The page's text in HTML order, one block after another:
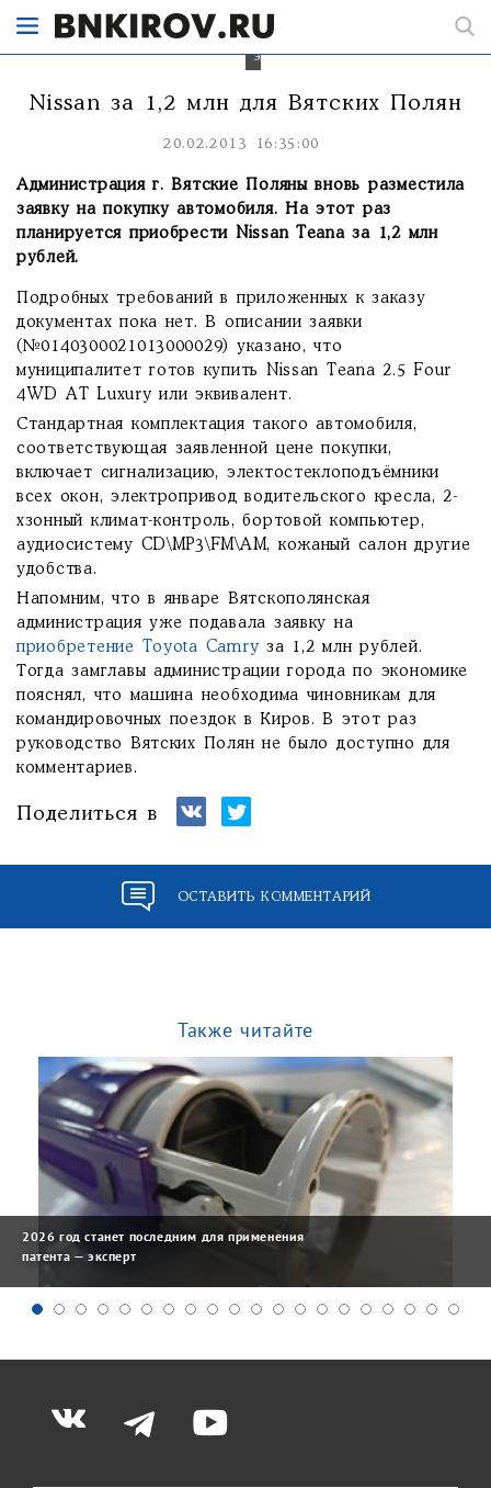
или
эквивалент.
Nissan за 1,2 млн для Вятских Полян
20.02.2013 16:35:00
Администрация г. Вятские Поляны вновь разместила
заявку на покупку автомобиля. На этот раз
планируется приобрести Nissan Teana за 1,2 млн
рублей.
Подробных требований в приложенных к заказу
документах пока нет. В описании заявки
(№0140300021013000029) указано, что
муниципалитет готов купить Nissan Teana 2.5 Four
4WD AT Luxury или эквивалент.
Стандартная комплектация такого автомобиля,
соответствующая заявленной цене покупки,
включает сигнализацию, электостеклоподъёмники
всех окон, электропривод водительского кресла, 2-
хзонный климат-контроль, бортовой компьютер,
аудиосистему CD\MP3\FM\AM, кожаный салон другие
удобства.
Напомним, что в январе Вятскополянская
администрация уже подавала заявку на
приобретение Toyota Camryза 1,2 млн рублей.
Тогда замглавы администрации города по экономике
пояснял, что машина необходима чиновникам для
командировочных поездок в Киров. В этот раз
руководство Вятских Полян не было доступно для
комментариев.
Поделиться в
ОСТАВИТЬ КОММЕНТАРИЙ
Также читайте
2026 год станет последним для применения
патента — эксперт